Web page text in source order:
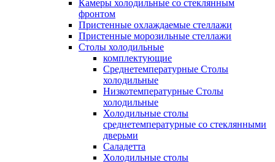
Камеры холодильные со стеклянным
фронтом
Пристенные охлаждаемые стеллажи
Пристенные морозильные стеллажи
Столы холодильные
комплектующие
Среднетемпературные Столы
холодильные
Низкотемпературные Столы
холодильные
Холодильные столы
среднетемпературные со стеклянными
дверьми
Саладетта
Холодильные столы